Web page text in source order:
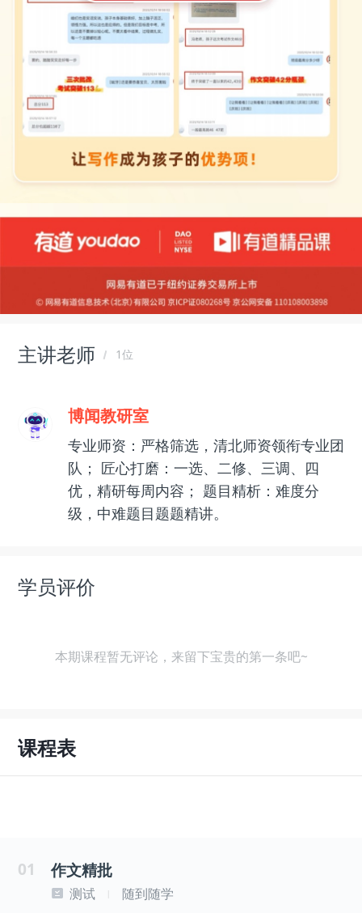
主讲老师 1位
博闻教研室
专业师资：严格筛选，清北师资领衔专业团
队； 匠心打磨：一选、二修、三调、四
优，精研每周内容； 题目精析：难度分
级，中难题目题题精讲。
学员评价
本期课程暂无评论，来留下宝贵的第一条吧~
课程表
01 作文精批
测试 随到随学